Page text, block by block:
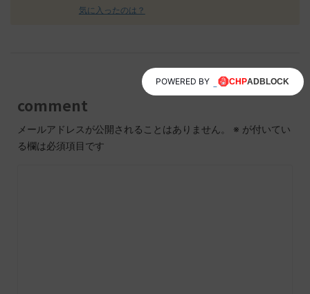
気に入ったのは？
comment
メールアドレスが公開されることはありません。 ※ が付いてい
る欄は必須項目です
POWERED BY